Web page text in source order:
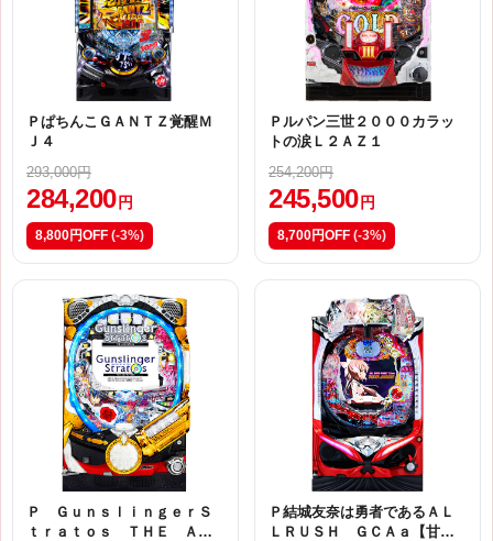
ＰぱちんこＧＡＮＴＺ覚醒Ｍ
Ｊ４
293,000円
284,200 円
8,800円OFF (-3%)
Ｐルパン三世２０００カラッ
トの涙Ｌ２ＡＺ１
254,200円
245,500 円
8,700円OFF (-3%)
Ｐ ＧｕｎｓｌｉｎｇｅｒＳ
ｔｒａｔｏｓ ＴＨＥ ＡＮ
Ｐ結城友奈は勇者であるＡＬ
ＬＲＵＳＨ ＧＣＡａ【甘デ